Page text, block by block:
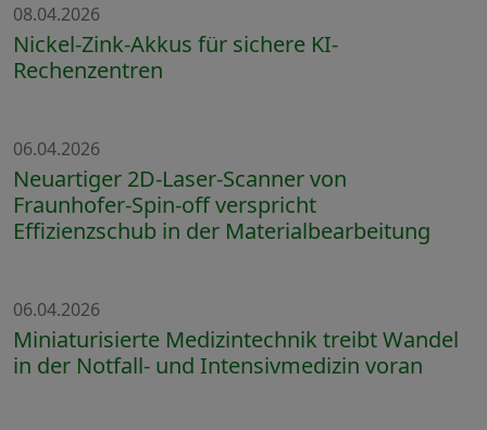
08.04.2026
Nickel-Zink-Akkus für sichere KI-
Rechenzentren
06.04.2026
Neuartiger 2D-Laser-Scanner von
Fraunhofer-Spin-off verspricht
Effizienzschub in der Materialbearbeitung
06.04.2026
Miniaturisierte Medizintechnik treibt Wandel
in der Notfall- und Intensivmedizin voran